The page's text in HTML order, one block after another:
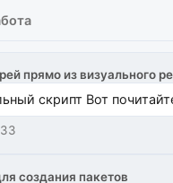
прямо из визуального
скрипт Вот
создания пакетов